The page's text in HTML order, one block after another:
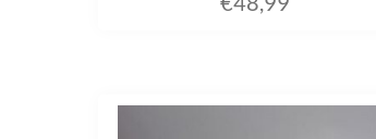
ADD TO CART